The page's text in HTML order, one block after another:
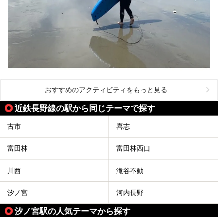
おすすめのアクティビティをもっと見る
近鉄長野線の駅から同じテーマで探す
古市 喜志
富田林 富田林西口
川西 滝谷不動
汐ノ宮 河内長野
汐ノ宮駅の人気テーマから探す